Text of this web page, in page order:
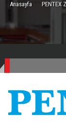
Anasayfa PENTEX